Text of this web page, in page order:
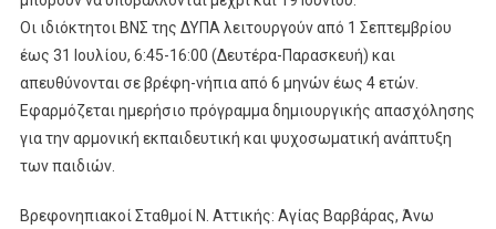
Οι ιδιόκτητοι ΒΝΣ της ΔΥΠΑ λειτουργούν από 1 Σεπτεμβρίου
έως 31 Ιουλίου, 6:45-16:00 (Δευτέρα-Παρασκευή) και
απευθύνονται σε βρέφη-νήπια από 6 μηνών έως 4 ετών.
Εφαρμόζεται ημερήσιο πρόγραμμα δημιουργικής απασχόλησης
για την αρμονική εκπαιδευτική και ψυχοσωματική ανάπτυξη
των παιδιών.
Βρεφονηπιακοί Σταθμοί Ν. Αττικής: Αγίας Βαρβάρας, Άνω